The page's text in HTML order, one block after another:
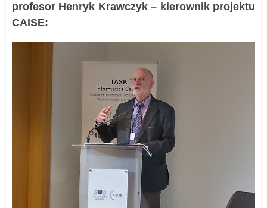
profesor Henryk Krawczyk – kierownik projektu
CAISE: